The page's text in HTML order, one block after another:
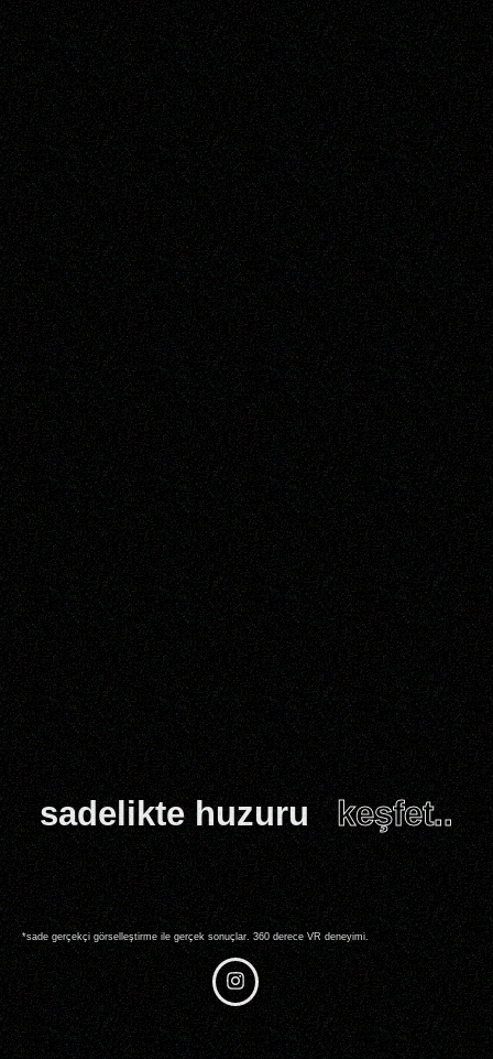
sadelikte huzuru keşfet..
*sade gerçekçi görselleştirme ile gerçek sonuçlar. 360 derece VR deneyimi.